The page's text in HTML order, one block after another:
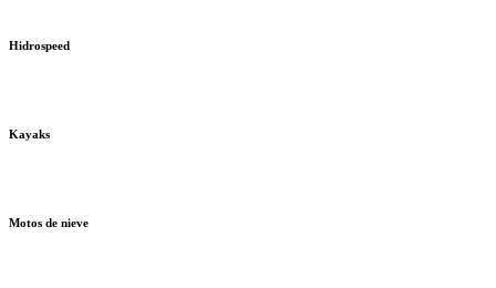
Hidrospeed
Kayaks
Motos de nieve